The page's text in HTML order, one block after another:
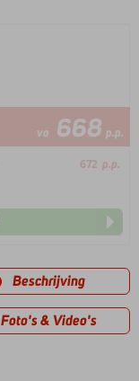
va 668 p.p.
672 p.p.
Beschrijving
Foto's & Video's